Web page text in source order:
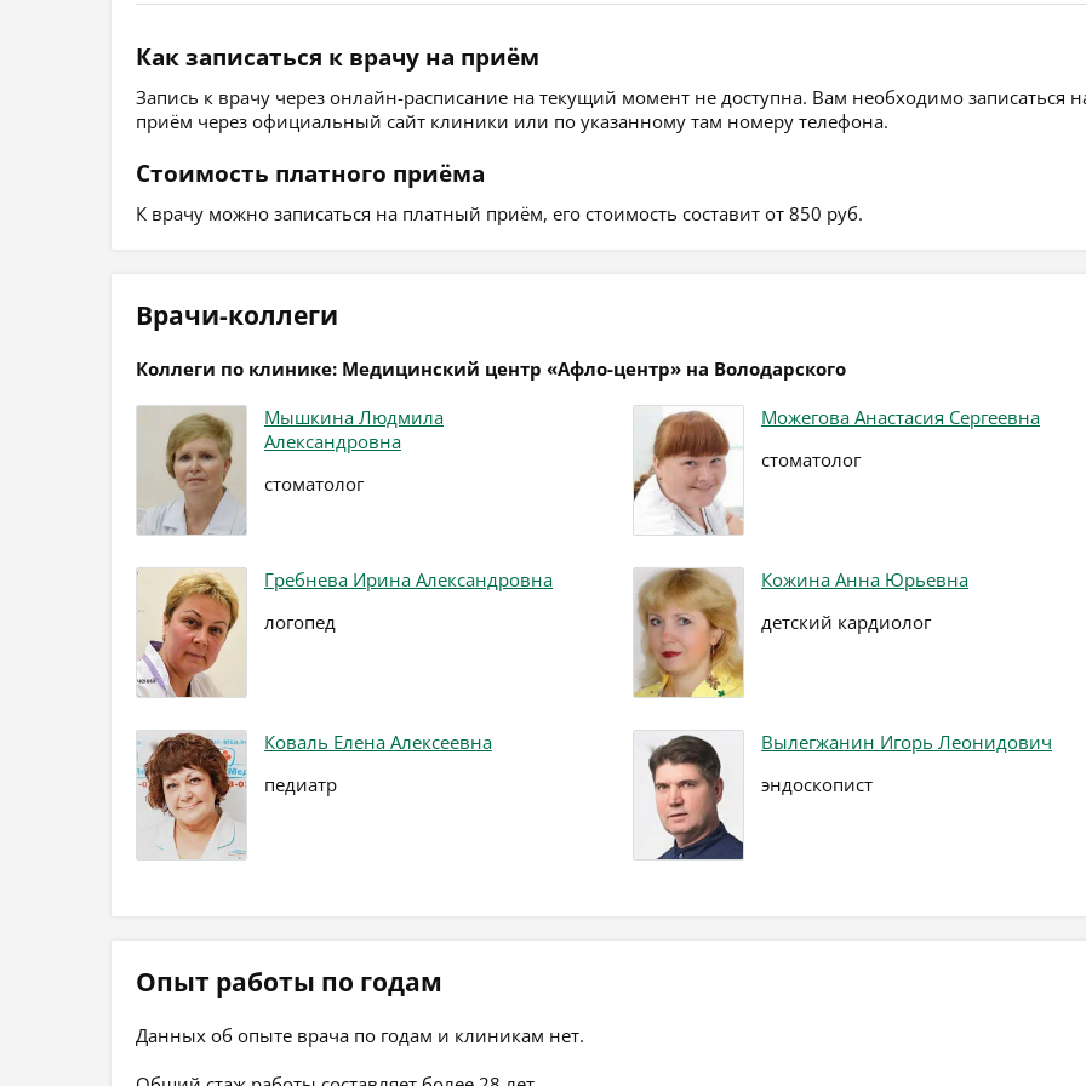
Как записаться к врачу на приём
Запись к врачу через онлайн-расписание на текущий момент не доступна. Вам необходимо записаться
приём через официальный сайт клиники или по указанному там номеру телефона.
Стоимость платного приёма
К врачу можно записаться на платный приём, его стоимость составит от 850 руб.
Врачи-коллеги
Коллеги по клинике: Медицинский центр «Афло-центр» на Володарского
Мышкина Людмила
Александровна
стоматолог
Можегова Анастасия Сергеевна
стоматолог
Гребнева Ирина Александровна
логопед
Кожина Анна Юрьевна
детский кардиолог
Коваль Елена Алексеевна
педиатр
Вылегжанин Игорь Леонидович
эндоскопист
Опыт работы по годам
Данных об опыте врача по годам и клиникам нет.